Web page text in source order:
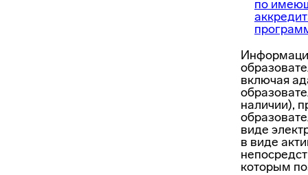
по
включая
наличии),
виде
в виде
которым